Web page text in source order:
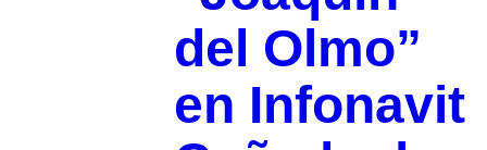
del Olmo”
en Infonavit